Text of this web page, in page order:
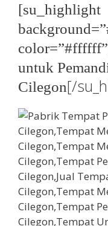
[su_highlight
untuk
Cilegon[/